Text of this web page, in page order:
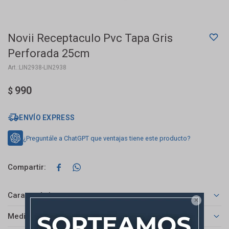

Novii Receptaculo Pvc Tapa Gris
Perforada 25cm
LIN2938-LIN2938
$ 990
ENVÍO EXPRESS
¿Preguntále a ChatGPT que ventajas tiene este producto?
 
Características
Medios de pago